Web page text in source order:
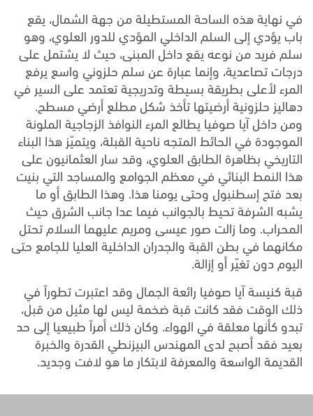
في نهاية هذه الساحة المستطيلة من جهة الشمال، يقع
باب يؤدي إلى السلم الداخلي المؤدي للدور العلوي، وهو
سلم فريد من نوعه يقع داخل المبنى، حيث لا يشتمل على
درجات تصاعدية، وإنما عبارة عن سلم حلزوني واسع يرفع
المرء لأعلى بطريقة بسيطة وتدريجية تعتمد على السير في
دهاليز حلزونية أرضيتها تأخذ شكل مطلع أرضي مسطح.
ومن داخل آيا صوفيا يطالع المرء النوافذ الزجاجية الملونة
الموجودة في الحائط المتجه ناحية القبلة، ويتميّز هذا البناء
التاريخي بظاهرة الطابق العلوي، وقد سار العثمانيون على
هذا النمط البنائي في معظم الجوامع والمساجد التي بنيت
بعد فتح إسطنبول وحتى يومنا هذا. وهذا الطابق أو ما
يشبه الشرفة تحيط بالجوانب فيما عدا جانب الشرق حيث
المحراب. وما زالت صور عيسى ومريم عليهما السلام تحتل
مكانهما في بطن القبة والجدران الداخلية العليا للجامع حتى
اليوم دون تغيّر أو إزالة.
قبة كنيسة آيا صوفيا رائعة الجمال وقد اعتبرت تطوراً في
ذلك الوقت فقد كانت قبة ضخمة ليس لها مثيل من قبل،
تبدو كأنها معلقة في الهواء. وكان ذلك أمراً طبيعيا إلى حد
بعيد فقد أصبح لدى المهندس البيزنطي القدرة والخبرة
القديمة الواسعة والمعرفة لابتكار ما هو لافت وجديد.